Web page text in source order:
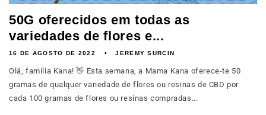
50G oferecidos em todas as
variedades de flores e...
16 DE AGOSTO DE 2022 JEREMY SURCIN
Olá, família Kana! 👋 Esta semana, a Mama Kana oferece-te 50
gramas de qualquer variedade de flores ou resinas de CBD por
cada 100 gramas de flores ou resinas compradas...